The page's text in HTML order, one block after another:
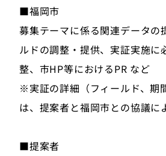
■福岡市
募集テーマに係る関連データの
ルドの調整・提供、実証実施に
整、市HP等におけるPR など
※実証の詳細（フィールド、期
は、提案者と福岡市との協議に
■提案者